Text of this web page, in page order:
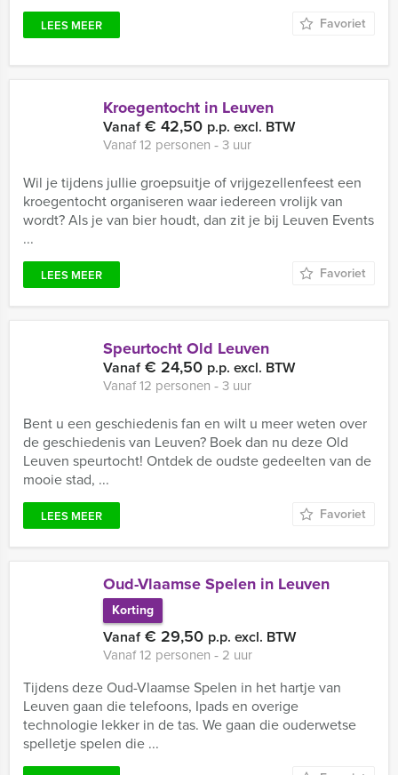
LEES MEER Favoriet
Kroegentocht in Leuven
Vanaf€ 42,50 p.p. excl. BTW
Vanaf 12 personen ‐ 3 uur
Wil je tijdens jullie groepsuitje of vrijgezellenfeest een
kroegentocht organiseren waar iedereen vrolijk van
wordt? Als je van bier houdt, dan zit je bij Leuven Events
...
LEES MEER Favoriet
Speurtocht Old Leuven
Vanaf€ 24,50 p.p. excl. BTW
Vanaf 12 personen ‐ 3 uur
Bent u een geschiedenis fan en wilt u meer weten over
de geschiedenis van Leuven? Boek dan nu deze Old
Leuven speurtocht! Ontdek de oudste gedeelten van de
mooie stad, ...
LEES MEER Favoriet
Oud-Vlaamse Spelen in Leuven
Korting
Vanaf€ 29,50 p.p. excl. BTW
Vanaf 12 personen ‐ 2 uur
Tijdens deze Oud-Vlaamse Spelen in het hartje van
Leuven gaan die telefoons, Ipads en overige
technologie lekker in de tas. We gaan die ouderwetse
spelletje spelen die ...